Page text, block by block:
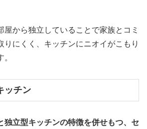
屋から独立していることで家族とコミ
りにくく、キッチンにニオイがこもり
ッチン
独立型キッチンの特徴を併せもつ、セ